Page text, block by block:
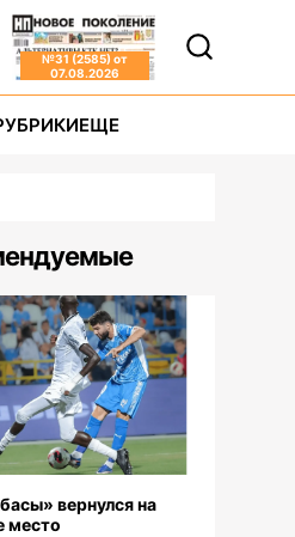
№31 (2585) от
07.08.2026
ЕЩЕ
вернулся на
место